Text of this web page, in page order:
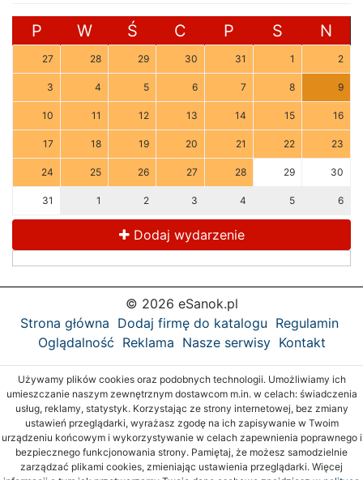
P W Ś C P S N
27 28 29 30 31 1 2
3 4 5 6 7 8 9
10 11 12 13 14 15 16
17 18 19 20 21 22 23
24 25 26 27 28 29 30
31 1 2 3 4 5 6
Dodaj wydarzenie
© 2026 eSanok.pl
Strona główna Dodaj firmę do katalogu Regulamin
Oglądalność Reklama Nasze serwisy Kontakt
Używamy plików cookies oraz podobnych technologii. Umożliwiamy ich
umieszczanie naszym zewnętrznym dostawcom m.in. w celach: świadczenia
usług, reklamy, statystyk. Korzystając ze strony internetowej, bez zmiany
ustawień przeglądarki, wyrażasz zgodę na ich zapisywanie w Twoim
urządzeniu końcowym i wykorzystywanie w celach zapewnienia poprawnego i
bezpiecznego funkcjonowania strony. Pamiętaj, że możesz samodzielnie
zarządzać plikami cookies, zmieniając ustawienia przeglądarki. Więcej